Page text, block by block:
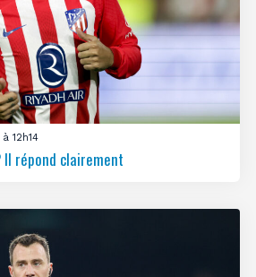
12h14
Il répond clairement